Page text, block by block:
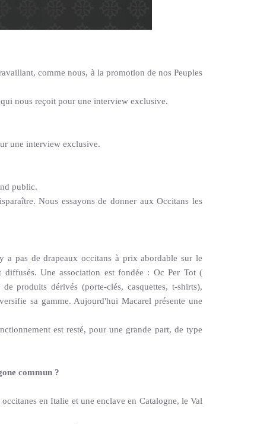
comme nous, à la promotion de nos Peuples
nous reçoit pour une interview exclusive.
une interview exclusive.
public.
Nous essayons de donner aux Occitans les
a pas de drapeaux occitans à prix abordable sur le
diffusés. Une association est fondée : Oc Per Tot (
produits dérivés (porte-clés, casquettes, t-shirts),
sa gamme. Aujourd'hui Macarel présente une
est resté, pour une grande part, de type
commun ?
en Italie et une enclave en Catalogne, le Val